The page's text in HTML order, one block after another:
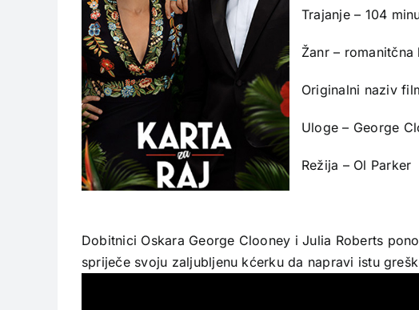
Trajanje – 104
Žanr – romanitčna
Originalni naziv
Uloge – George
Režija – Ol Parker
Dobitnici Oskara George Clooney i Julia Roberts
spriječe svoju zaljubljenu kćerku da napravi istu